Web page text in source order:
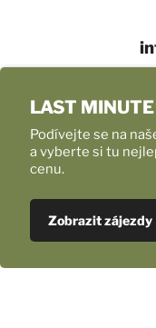
LAST
Podívejte se na
a vyberte si tu
cenu.
Zobrazit zájezdy